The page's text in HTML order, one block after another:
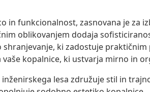
in funkcionalnost, zasnovana je za
oblikovanjem dodaja
ki zadostuje
kopalnice, ki ustvarja mirno in
lesa združuje stil in